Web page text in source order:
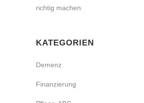
richtig machen
KATEGORIEN
Demenz
Finanzierung